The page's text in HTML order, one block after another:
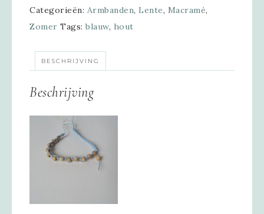
Categorieën: Armbanden, Lente, Macramé,
Zomer Tags: blauw, hout
BESCHRIJVING
Beschrijving